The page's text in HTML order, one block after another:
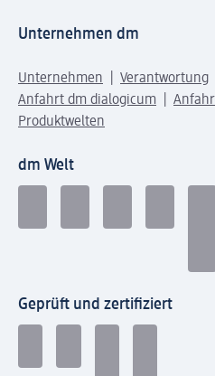
Unternehmen dm
Unternehmen Verantwortung
Anfahrt dm dialogicum
Produktwelten
dm Welt
Geprüft und zertifiziert